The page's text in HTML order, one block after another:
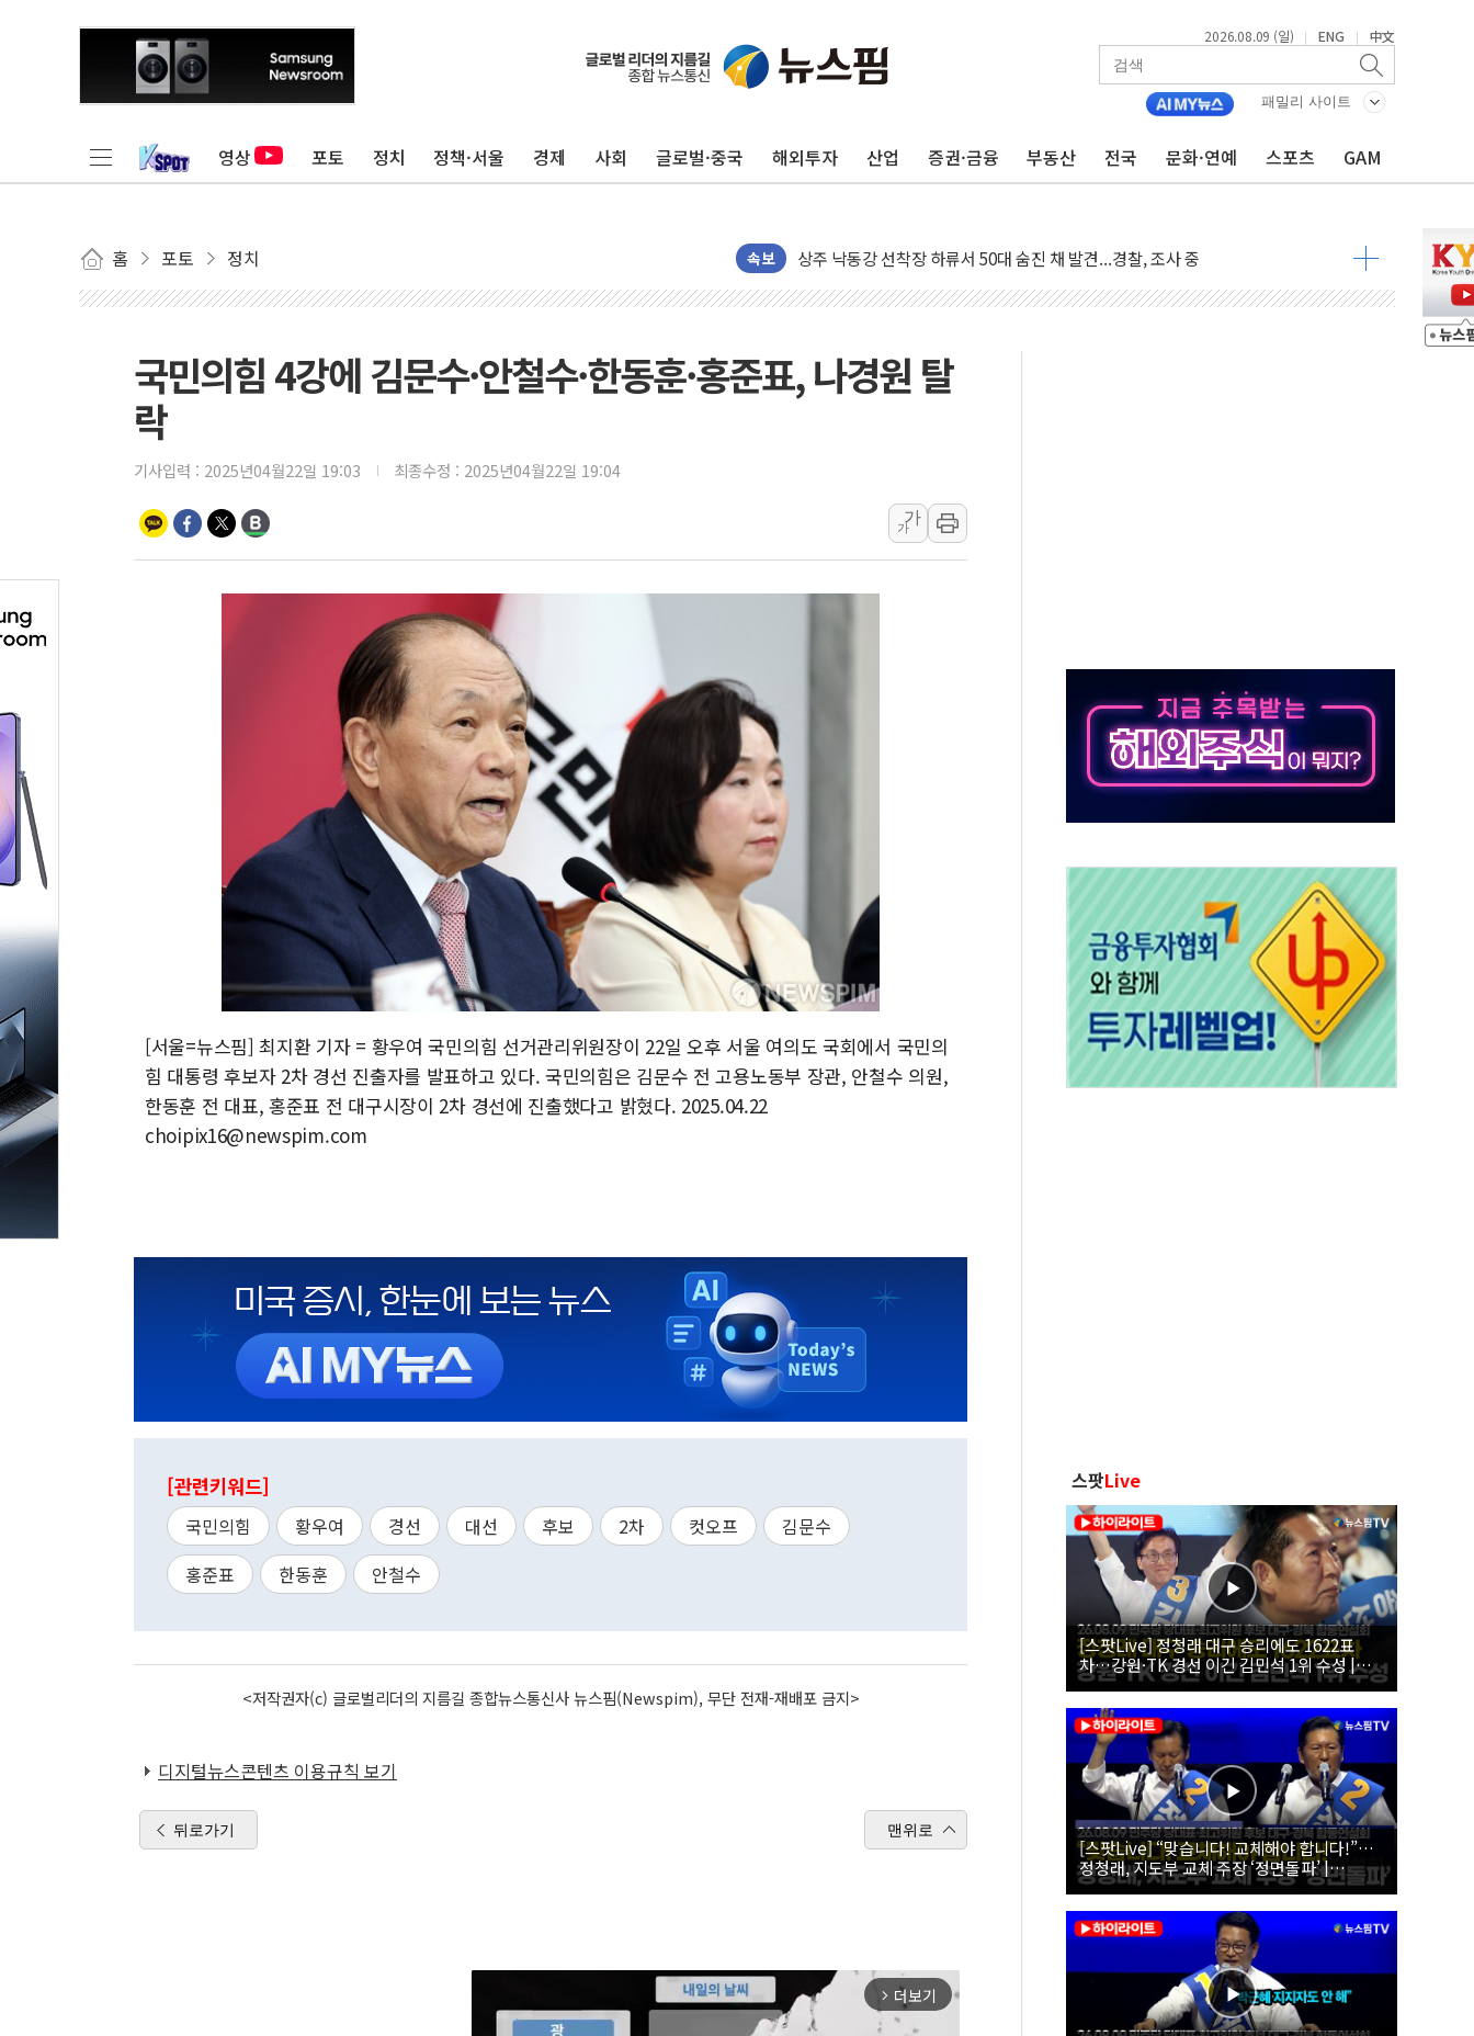
2026.08.09 (일) | ENG | 中文
패밀리 사이트
영상 포토 정치 정책·서울 경제 사회 글로벌·중국 해외투자 산업 증권·금융 부동산 전국 문화·연예 스포츠 GAM
홈 포토 정치 속보
평택 진위면 공장서 질식사고 발생…작업자 1명 숨져
[종합] 김민석, 정청래에 누적 '1.48%p' 차 선두 유지...金 46.01% vs 鄭 44.53%
민주당 경북도당위원장에 오중기 당선...합산득표율 68.63%
김민석, 강원·대구·경북 경선서 정청래에 승리…金 48.54% vs 鄭 44.40%
[속보] 민주, 강원·대구·경북 경선 결과...김민석 48.54% 정청래 44.40%
정재헌 CEO, SKT 장기고객 400명 맞이…"마음 잇는 시간 되길"
최태원, 노소영에 9440억 지급 확정되나…재상고 앞두고 막판 셈법
하나금융, 명동 소상공인에 '행복상자' 전달
홈플러스發 대형마트 판매, 역대 최대폭 감소한 9.4%↓…유통업계 양극화 심화
윤준병·이해민 의원, '정부 특사'로 콜롬비아 대통령 취임식 참석
'호우·산사태 주의보' 울진 시간당 30mm 강한 비...호우 피해 없어
여야, 황희 '버스 하우스' 공방…野 "청년 우롱 기괴" vs 與 "송구한 해프닝"
국민의힘 4강에 김문수·안철수·한동훈·홍준표, 나경원 탈
락
기사입력 : 2025년04월22일 19:03 최종수정 : 2025년04월22일 19:04
가
가
[서울=뉴스핌] 최지환 기자 = 황우여 국민의힘 선거관리위원장이 22일 오후 서울 여의도 국회에서 국민의
힘 대통령 후보자 2차 경선 진출자를 발표하고 있다. 국민의힘은 김문수 전 고용노동부 장관, 안철수 의원,
한동훈 전 대표, 홍준표 전 대구시장이 2차 경선에 진출했다고 밝혔다. 2025.04.22
choipix16@newspim.com
[관련키워드]
국민의힘 황우여 경선 대선 후보 2차 컷오프
김문수
홍준표
한동훈 안철수
<저작권자(c) 글로벌리더의 지름길 종합뉴스통신사 뉴스핌(Newspim), 무단 전재-재배포 금지>
디지털뉴스콘텐츠 이용규칙 보기
뒤로가기 맨위로
arrow_forward_ios 더보기
스팟Live
[스팟Live] 정청래 대구 승리에도 1622표
차…강원·TK 경선 이긴 김민석 1위 수성 |
26.08.09 더불어민주당 당대표·최고위원 후
보 대구·경북 합동연설회
[스팟Live] “맞습니다! 교체해야 합니다!”…
정청래, 지도부 교체 주장 ‘정면돌파’ |
26.08.09 더불어민주당 당대표·최고위원 후
보 대구·경북 합동연설회